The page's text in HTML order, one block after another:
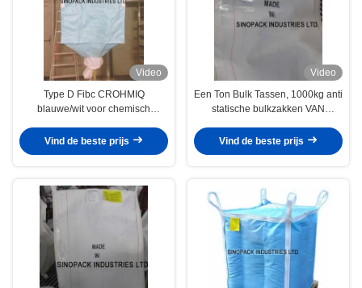
Video
Type D Fibc CROHMIQ
blauwe/wit voor chemisch
Vind de beste prijs
Video
Een Ton Bulk Tassen, 1000kg anti
statische bulkzakken VAN
Vind de beste prijs